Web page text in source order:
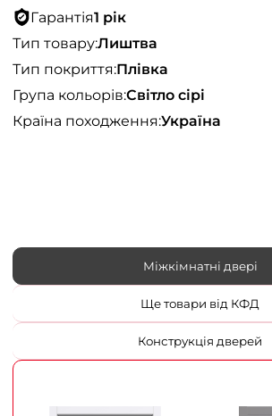
Гарантія1 рік
Тип товару:Лиштва
Тип покриття:Плівка
Група кольорів:Світло сірі
Країна походження:Україна
Міжкімнатні двері
Ще товари від КФД
Конструкція дверей